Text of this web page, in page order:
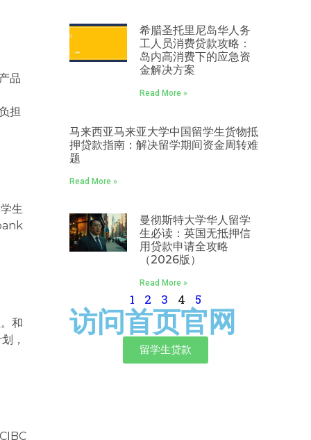
品
担
生
和
，
希腊圣托里尼岛华人务
工人员消费贷款攻略：
岛内高消费下的应急资
金解决方案
Read More »
马来西亚马来亚大学中国留学生货物抵
押贷款指南：解决留学期间资金周转难
题
Read More »
曼彻斯特大学华人留学
生必读：英国无抵押信
用贷款申请全攻略
（2026版）
Read More »
1 2 3 4 5
访问首页官网
留学生贷款